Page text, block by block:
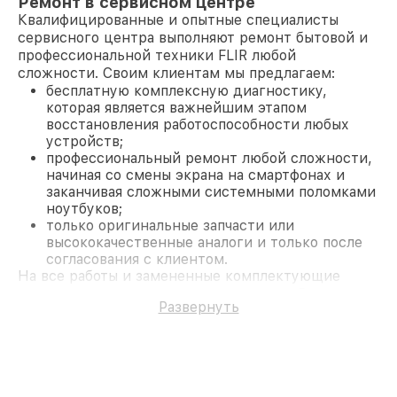
Квалифицированные и опытные специалисты
сервисного центра выполняют ремонт бытовой и
профессиональной техники FLIR любой
сложности. Своим клиентам мы предлагаем:
бесплатную комплексную диагностику,
которая является важнейшим этапом
восстановления работоспособности любых
устройств;
профессиональный ремонт любой сложности,
начиная со смены экрана на смартфонах и
заканчивая сложными системными поломками
ноутбуков;
только оригинальные запчасти или
высококачественные аналоги и только после
согласования с клиентом.
На все работы и замененные комплектующие
поломки по условиям гарантии, мы бесплатно
Развернуть